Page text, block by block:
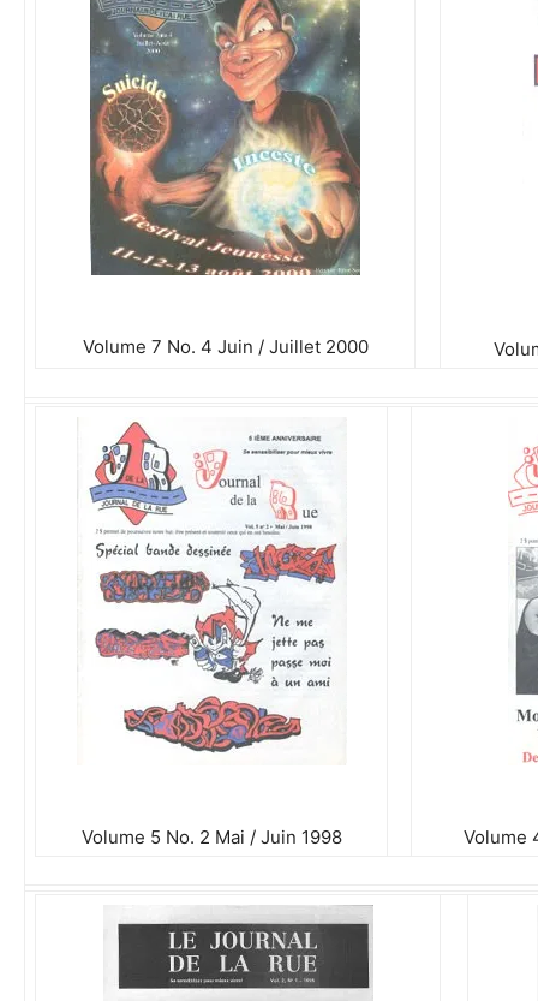
Volume 7 No. 4 Juin / Juillet 2000
Volume 5 No. 2 Mai / Juin 1998 Volume